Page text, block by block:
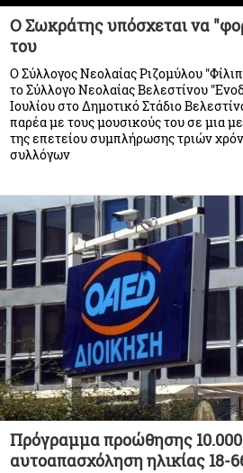
Ο Σωκράτης υπόσχεται να
του
Ο Σύλλογος Νεολαίας Ριζομύλου
το Σύλλογο Νεολαίας Βελεστίνου
Ιουλίου στο Δημοτικό Στάδιο
παρέα με τους μουσικούς του σε μια
της επετείου συμπλήρωσης τριών
συλλόγων
Πρόγραμμα προώθησης
αυτοαπασχόληση ηλικίας 18-